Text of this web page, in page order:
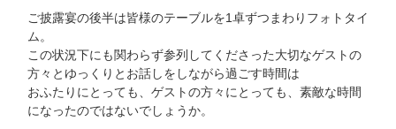
ご披露宴の後半は皆様のテーブルを1卓ずつまわりフォトタイ
ム。
この状況下にも関わらず参列してくださった大切なゲストの
方々とゆっくりとお話しをしながら過ごす時間は
おふたりにとっても、ゲストの方々にとっても、素敵な時間
になったのではないでしょうか。